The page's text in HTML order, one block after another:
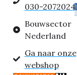
030-2072024
Bouwsector
Nederland
Ga naar onze
webshop